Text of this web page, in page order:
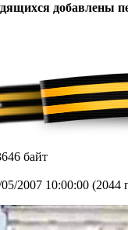
добавлены
байт
2007 10:00:00 (2044